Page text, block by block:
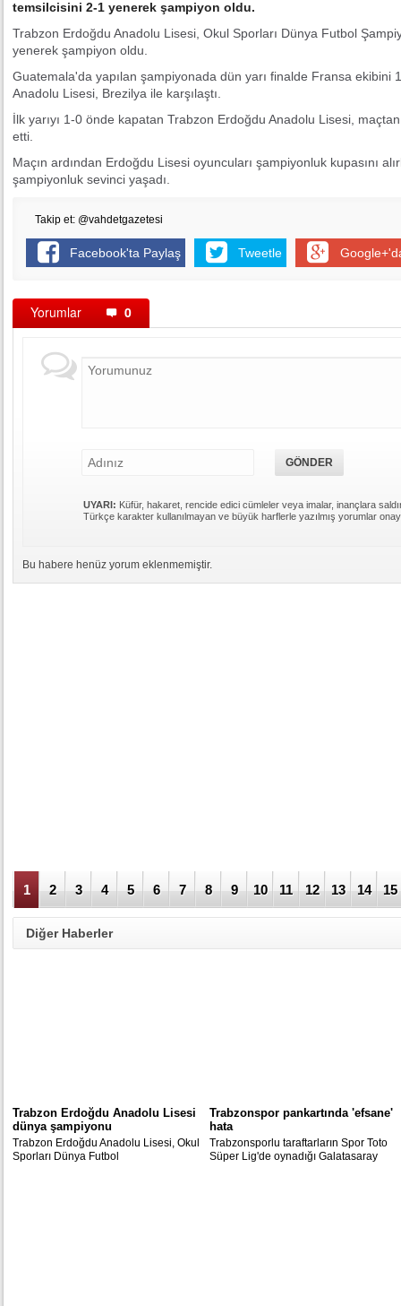
temsilcisini 2-1 yenerek şampiyon oldu.
Trabzon Erdoğdu Anadolu Lisesi, Okul Sporları Dünya Futbol
yenerek şampiyon oldu.
Guatemala'da yapılan şampiyonada dün yarı finalde Fransa ekibini
Anadolu Lisesi, Brezilya ile karşılaştı.
İlk yarıyı 1-0 önde kapatan Trabzon Erdoğdu Anadolu Lisesi,
etti.
Maçın ardından Erdoğdu Lisesi oyuncuları şampiyonluk kupasını
şampiyonluk sevinci yaşadı.
Takip et: @vahdetgazetesi
Facebook'ta Paylaş Tweetle
Yorumlar 0
UYARI: Küfür, hakaret, rencide edici cümleler veya imalar, inançlara
Türkçe karakter kullanılmayan ve büyük harflerle yazılmış yorumlar
Bu habere henüz yorum eklenmemiştir.
1 2 3 4 5 6 7 8 9 10 11 12 13 14 15
Diğer Haberler
Trabzon Erdoğdu Anadolu Lisesi
dünya şampiyonu
Trabzon Erdoğdu Anadolu Lisesi, Okul
Sporları Dünya Futbol
Trabzonspor pankartında 'efsane'
hata
Trabzonsporlu taraftarların Spor Toto
Süper Lig'de oynadığı Galatasaray